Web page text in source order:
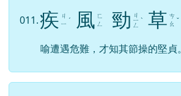
011.疾 ㄐ
ㄧ ˊ 風 ㄈ
ㄥ
勁 ㄐ
ㄧ
ㄥ
ˋ 草 ㄘ
ㄠ ˇ
喻遭遇危難，才知其節操的堅貞。